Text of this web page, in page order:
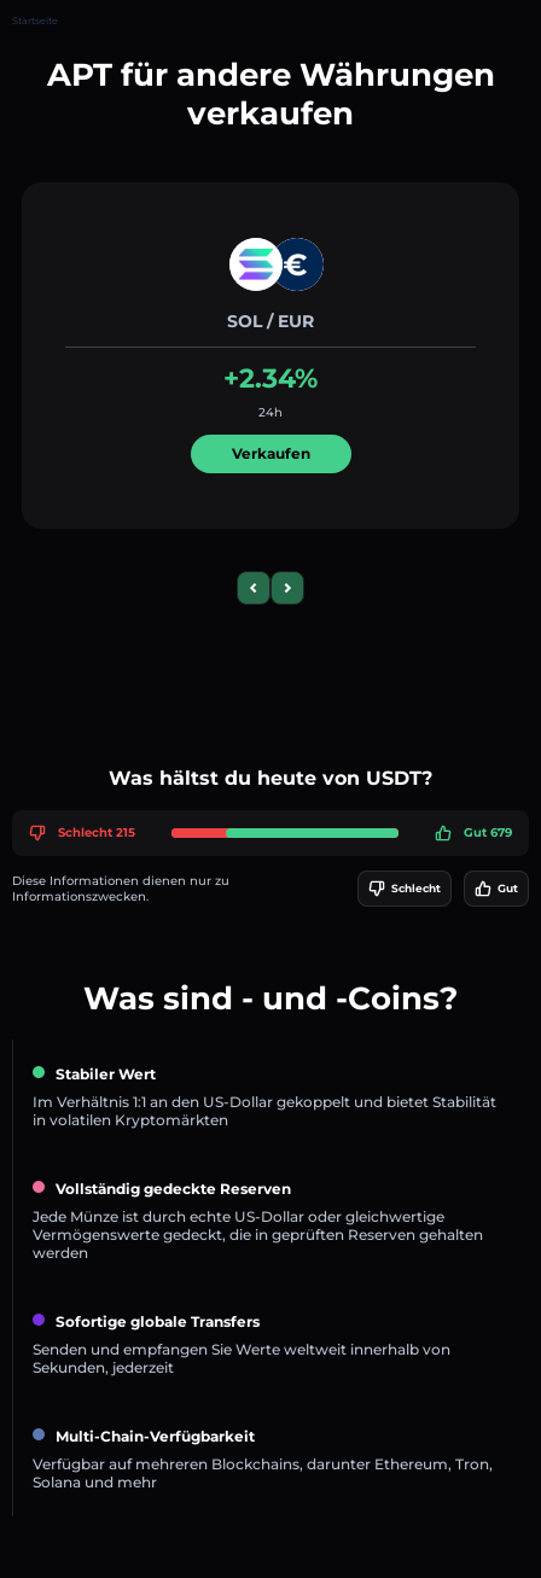
Startseite
APT für andere Währungen
verkaufen
SOL / EUR
+2.34%
24h
Verkaufen
Previous slide
Next slide
Was hältst du heute von USDT?
Schlecht 215 Gut 679
Diese Informationen dienen nur zu
Informationszwecken.
Schlecht Gut
Was sind - und -Coins?
Stabiler Wert
Im Verhältnis 1:1 an den US-Dollar gekoppelt und bietet Stabilität
in volatilen Kryptomärkten
Vollständig gedeckte Reserven
Jede Münze ist durch echte US-Dollar oder gleichwertige
Vermögenswerte gedeckt, die in geprüften Reserven gehalten
werden
Sofortige globale Transfers
Senden und empfangen Sie Werte weltweit innerhalb von
Sekunden, jederzeit
Multi-Chain-Verfügbarkeit
Verfügbar auf mehreren Blockchains, darunter Ethereum, Tron,
Solana und mehr